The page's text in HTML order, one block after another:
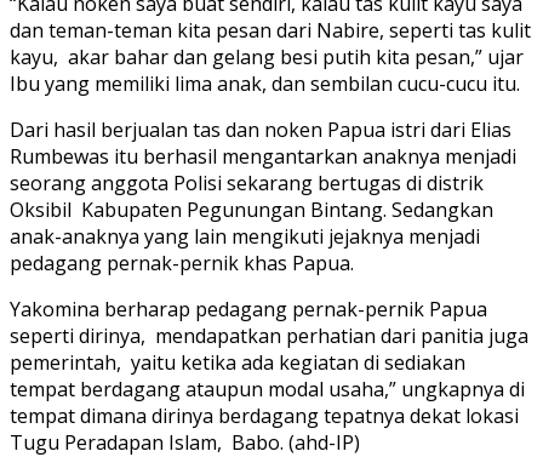
dan teman-teman kita pesan dari Nabire, seperti tas kulit
kayu, akar bahar dan gelang besi putih kita pesan,” ujar
Ibu yang memiliki lima anak, dan sembilan cucu-cucu itu.
Dari hasil berjualan tas dan noken Papua istri dari Elias
Rumbewas itu berhasil mengantarkan anaknya menjadi
seorang anggota Polisi sekarang bertugas di distrik
Oksibil Kabupaten Pegunungan Bintang. Sedangkan
anak-anaknya yang lain mengikuti jejaknya menjadi
pedagang pernak-pernik khas Papua.
Yakomina berharap pedagang pernak-pernik Papua
seperti dirinya, mendapatkan perhatian dari panitia juga
pemerintah, yaitu ketika ada kegiatan di sediakan
tempat berdagang ataupun modal usaha,” ungkapnya di
tempat dimana dirinya berdagang tepatnya dekat lokasi
Tugu Peradapan Islam, Babo. (ahd-IP)